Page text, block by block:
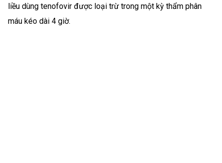
liều dùng tenofovir được loại trừ trong một kỳ thẩm phân
máu kéo dài 4 giờ.